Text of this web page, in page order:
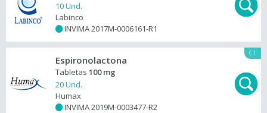
10 Und.
Labinco
INVIMA 2017M-0006161-R1
C1
Espironolactona
Tabletas 100 mg
20 Und.
Humax
INVIMA 2019M-0003477-R2